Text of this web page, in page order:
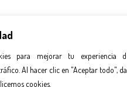
para mejorar tu experiencia
Al hacer clic en "Aceptar todo",
cookies.